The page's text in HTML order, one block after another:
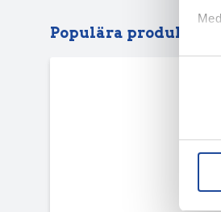
Ta
Vi
till
Populära produkter